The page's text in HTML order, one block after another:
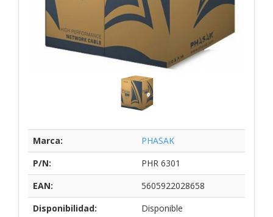
Marca:
PHASAK
P/N:
PHR 6301
EAN:
5605922028658
Disponibilidad:
Disponible